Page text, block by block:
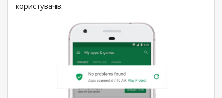
користувачів.